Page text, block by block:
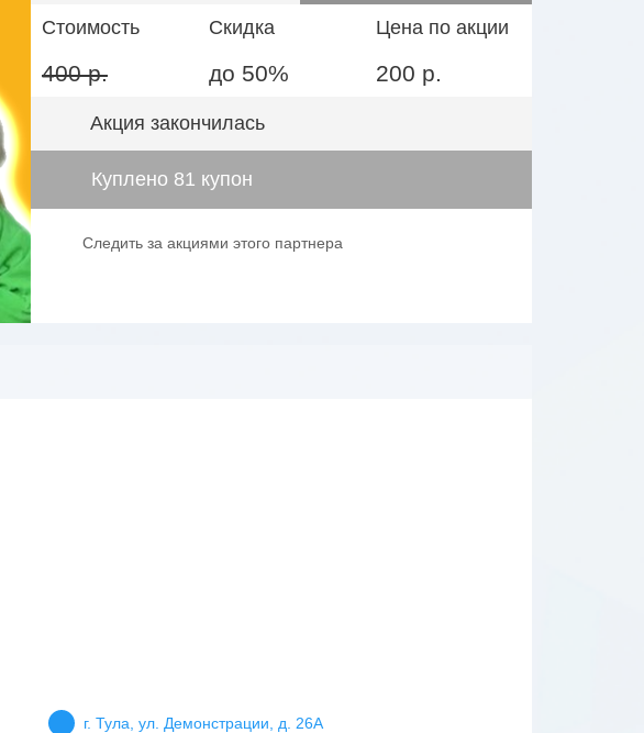
Стоимость
400 р.
Скидка
до 50%
Цена по акции
200 р.
Акция закончилась
Куплено 81 купон
Следить за акциями этого партнера
г. Тула, ул. Демонстрации, д. 26А